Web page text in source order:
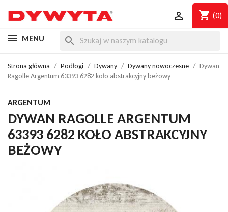
shopping_cart (0)

MENU search
Strona główna Podłogi Dywany Dywany nowoczesne
Dywan
Ragolle Argentum 63393 6282 koło abstrakcyjny beżowy
ARGENTUM
DYWAN RAGOLLE ARGENTUM
63393 6282 KOŁO ABSTRAKCYJNY
BEŻOWY